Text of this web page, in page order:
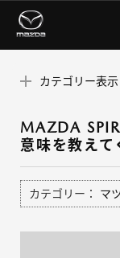
カテゴリー表示
MAZDA
意味を教えて
カテゴリー： マ